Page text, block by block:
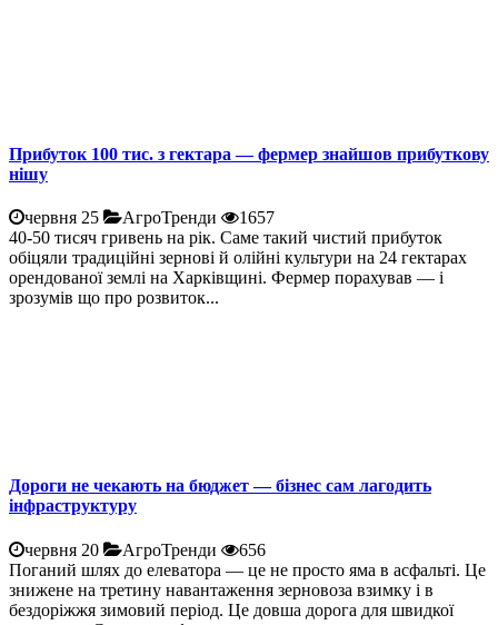
Прибуток 100 тис. з гектара — фермер знайшов прибуткову
нішу
червня 25 АгроТренди
1657
40-50 тисяч гривень на рік. Саме такий чистий прибуток
обіцяли традиційні зернові й олійні культури на 24 гектарах
орендованої землі на Харківщині. Фермер порахував — і
зрозумів що про розвиток...
Дороги не чекають на бюджет — бізнес сам лагодить
інфраструктуру
червня 20 АгроТренди
656
Поганий шлях до елеватора — це не просто яма в асфальті. Це
знижене на третину навантаження зерновоза взимку і в
бездоріжжя зимовий період. Це довша дорога для швидкої